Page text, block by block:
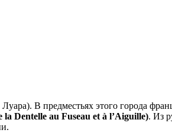
В предместьях этого города
Dentelle au Fuseau età l’Aiguille). Из